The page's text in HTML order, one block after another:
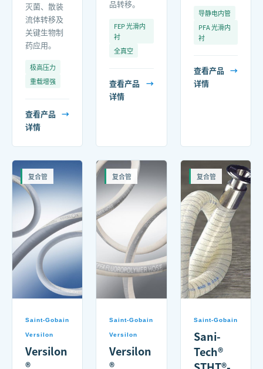
灭菌、散装
流体转移及
关键生物制
药应用。
极高压力
重载增强
查看产品
详情
→
品转移。
FEP 光滑内
衬
全真空
查看产品
详情
→
导静电内管
PFA 光滑内
衬
查看产品
详情
→
复合管
Saint-Gobain
Versilon
Versilon
复合管
Saint-Gobain
Versilon
Versilon
复合管
Saint-Gobain
Sani-
Tech®